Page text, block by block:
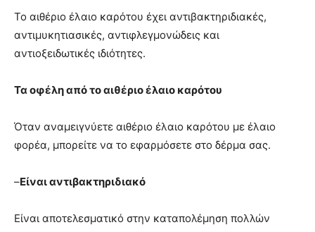
Το αιθέριο έλαιο καρότου έχει αντιβακτηριδιακές,
αντιμυκητιασικές, αντιφλεγμονώδεις και
αντιοξειδωτικές ιδιότητες.
Τα οφέλη από το αιθέριο έλαιο καρότου
Όταν αναμειγνύετε αιθέριο έλαιο καρότου με έλαιο
φορέα, μπορείτε να το εφαρμόσετε στο δέρμα σας.
–Είναι αντιβακτηριδιακό
Είναι αποτελεσματικό στην καταπολέμηση πολλών